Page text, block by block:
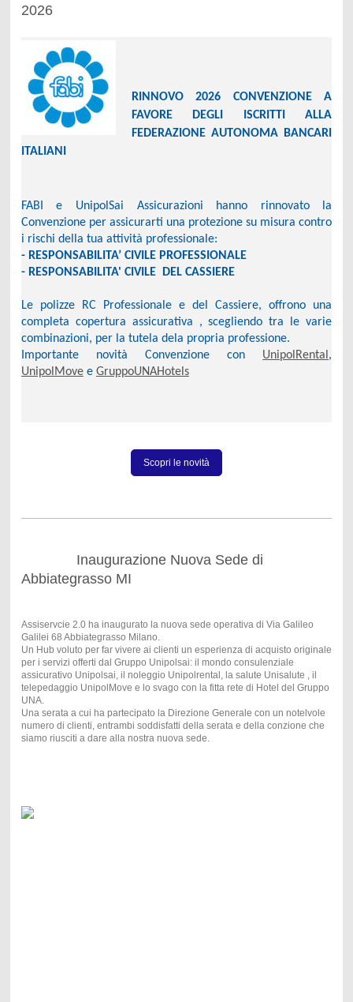
2026
RINNOVO 2026 CONVENZIONE A
FAVORE DEGLI ISCRITTI ALLA
FEDERAZIONE AUTONOMA BANCARI
ITALIANI
FABI e UnipolSai Assicurazioni hanno rinnovato la
Convenzione per assicurarti una protezione su misura contro
i rischi della tua attività professionale:
- RESPONSABILITA’ CIVILE PROFESSIONALE
- RESPONSABILITA' CIVILE DEL CASSIERE
Le polizze RC Professionale e del Cassiere, offrono una
completa copertura assicurativa , scegliendo tra le varie
combinazioni, per la tutela dela propria professione.
Importante novità Convenzione con UnipolRental ,
UnipolMovee GruppoUNAHotels
Scopri le novità
Inaugurazione Nuova Sede di
Abbiategrasso MI
Assiservcie 2.0 ha inaugurato la nuova sede operativa di Via Galileo
Galilei 68 Abbiategrasso Milano.
Un Hub voluto per far vivere ai clienti un esperienza di acquisto originale
per i servizi offerti dal Gruppo Unipolsai: il mondo consulenziale
assicurativo Unipolsai, il noleggio Unipolrental, la salute Unisalute , il
telepedaggio UnipolMove e lo svago con la fitta rete di Hotel del Gruppo
UNA.
Una serata a cui ha partecipato la Direzione Generale con un notelvole
numero di clienti, entrambi soddisfatti della serata e della conzione che
siamo riusciti a dare alla nostra nuova sede.